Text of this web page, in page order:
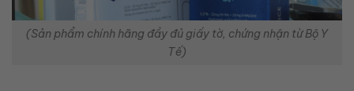
(Sản phẩm chính hãng đầy đủ giấy tờ, chứng nhận từ Bộ Y
Tế)